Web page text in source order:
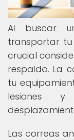
Al buscar
transportar tu
crucial
respaldo. La
tu
lesiones
Las correas